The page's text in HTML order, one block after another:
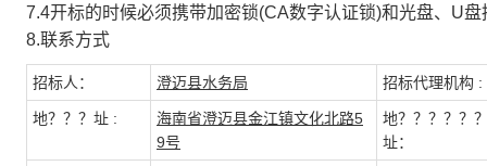
7.4开标的时候必须携带加密锁(CA数字认证锁)和光盘、U
8.联系方式
招标人： 澄迈县水务局 招标代理机构 :
地？？？址 :
海南省澄迈县金江镇文化北路5
9号
地？？？？？
址：